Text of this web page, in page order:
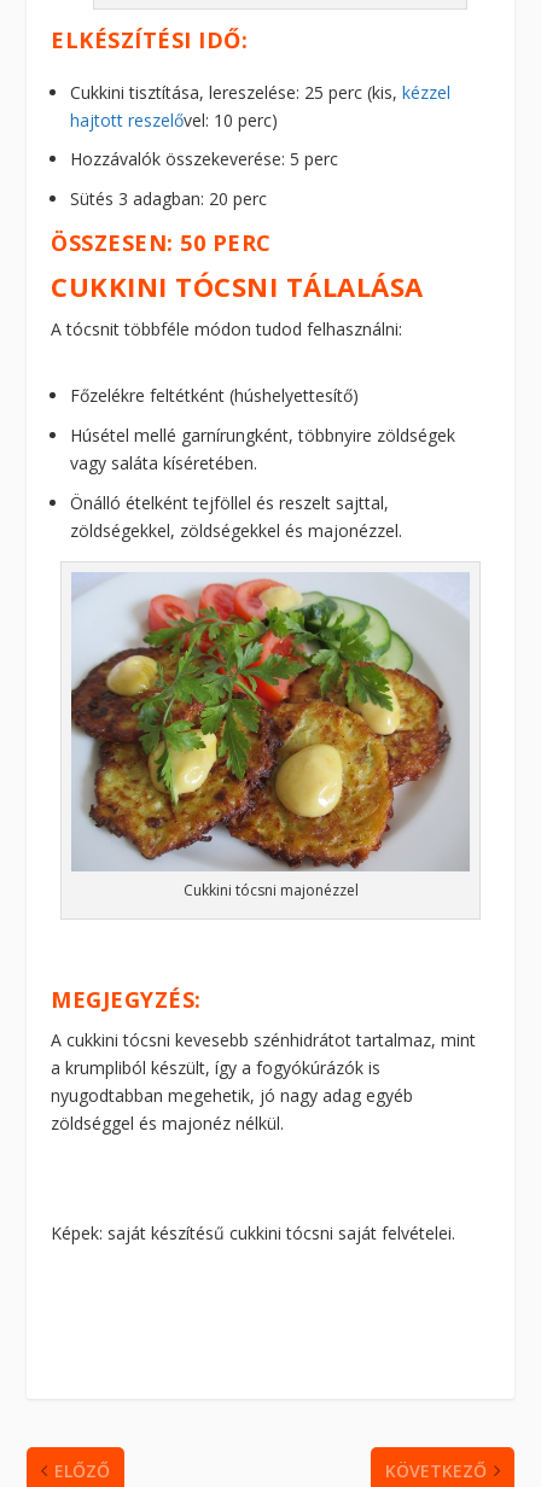
ELKÉSZÍTÉSI IDŐ:
Cukkini tisztítása, lereszelése: 25 perc (kis,kézzel
hajtott reszelővel: 10 perc)
Hozzávalók összekeverése: 5 perc
Sütés 3 adagban: 20 perc
ÖSSZESEN: 50 PERC
CUKKINI TÓCSNI TÁLALÁSA
A tócsnit többféle módon tudod felhasználni:
Főzelékre feltétként (húshelyettesítő)
Húsétel mellé garnírungként, többnyire zöldségek
vagy saláta kíséretében.
Önálló ételként tejföllel és reszelt sajttal,
zöldségekkel, zöldségekkel és majonézzel.
Cukkini tócsni majonézzel
MEGJEGYZÉS:
A cukkini tócsni kevesebb szénhidrátot tartalmaz, mint
a krumpliból készült, így a fogyókúrázók is
nyugodtabban megehetik, jó nagy adag egyéb
zöldséggel és majonéz nélkül.
Képek: saját készítésű cukkini tócsni saját felvételei.
ELŐZŐ KÖVETKEZŐ